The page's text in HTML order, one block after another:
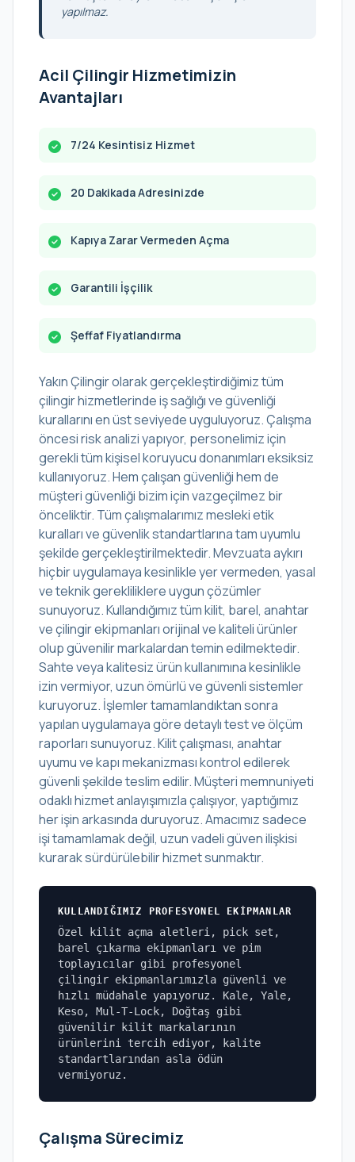
yapılmaz.
Acil Çilingir Hizmetimizin
Avantajları
7/24 Kesintisiz Hizmet
20 Dakikada Adresinizde
Kapıya Zarar Vermeden Açma
Garantili İşçilik
Şeffaf Fiyatlandırma
Yakın Çilingir olarak gerçekleştirdiğimiz tüm
çilingir hizmetlerinde iş sağlığı ve güvenliği
kurallarını en üst seviyede uyguluyoruz. Çalışma
öncesi risk analizi yapıyor, personelimiz için
gerekli tüm kişisel koruyucu donanımları eksiksiz
kullanıyoruz. Hem çalışan güvenliği hem de
müşteri güvenliği bizim için vazgeçilmez bir
önceliktir. Tüm çalışmalarımız mesleki etik
kuralları ve güvenlik standartlarına tam uyumlu
şekilde gerçekleştirilmektedir. Mevzuata aykırı
hiçbir uygulamaya kesinlikle yer vermeden, yasal
ve teknik gerekliliklere uygun çözümler
sunuyoruz. Kullandığımız tüm kilit, barel, anahtar
ve çilingir ekipmanları orijinal ve kaliteli ürünler
olup güvenilir markalardan temin edilmektedir.
Sahte veya kalitesiz ürün kullanımına kesinlikle
izin vermiyor, uzun ömürlü ve güvenli sistemler
kuruyoruz. İşlemler tamamlandıktan sonra
yapılan uygulamaya göre detaylı test ve ölçüm
raporları sunuyoruz. Kilit çalışması, anahtar
uyumu ve kapı mekanizması kontrol edilerek
güvenli şekilde teslim edilir. Müşteri memnuniyeti
odaklı hizmet anlayışımızla çalışıyor, yaptığımız
her işin arkasında duruyoruz. Amacımız sadece
işi tamamlamak değil, uzun vadeli güven ilişkisi
kurarak sürdürülebilir hizmet sunmaktır.
KULLANDIĞIMIZ PROFESYONEL EKIPMANLAR
Özel kilit açma aletleri, pick set,
barel çıkarma ekipmanları ve pim
toplayıcılar gibi profesyonel
çilingir ekipmanlarımızla güvenli ve
hızlı müdahale yapıyoruz. Kale, Yale,
Keso, Mul-T-Lock, Doğtaş gibi
güvenilir kilit markalarının
ürünlerini tercih ediyor, kalite
standartlarından asla ödün
vermiyoruz.
Çalışma Sürecimiz